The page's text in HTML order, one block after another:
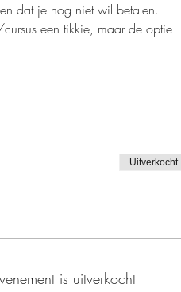
dat je nog niet wil betalen.
een tikkie, maar de optie
Uitverkocht
is uitverkocht